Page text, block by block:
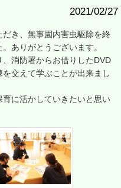
2021/02/27
き、無事園内害虫駆除を終
ありがとうございます。
消防署からお借りしたDVD
交えて学ぶことが出来まし
に活かしていきたいと思い